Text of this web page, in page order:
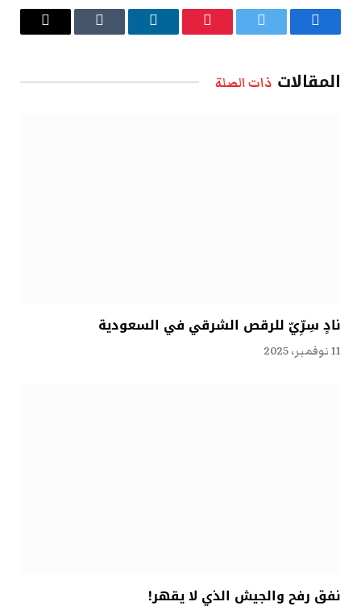
فيسبوك تويتر بينتيريستلينكدإن Tumblr
البريد
المقالات ذات الصلة
نادٍ سِرِّيّ للرقص الشرقي في السعودية
11 نوفمبر، 2025
نفق رفح والجيش الذي لا يقهر!